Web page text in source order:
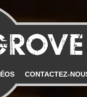
CONTACTEZ-